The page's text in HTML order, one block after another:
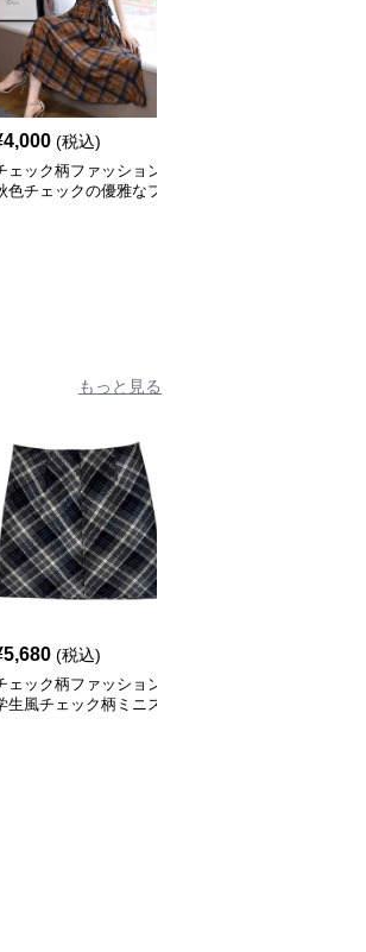
4,000 (税込)
ェック柄ファッション
色チェックの優雅なフ
もっと見る
5,680 (税込)
ェック柄ファッション
生風チェック柄ミニス